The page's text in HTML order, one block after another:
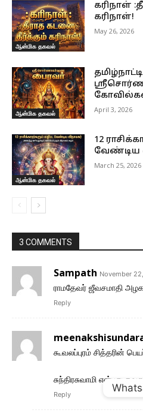
ஆன்மிக தகவல்
கரிநாள்
கரிநாள்!
May 26, 2026
ஆன்மிக தகவல் April 3, 2026
ஆன்மிக தகவல்
12
வேண்டிய
March 25, 2026
3 COMMENTS
Sampath November
ராமதேவர் ஜீவசமாதி
Reply
கூவலப்புரம் சித்தரின்
சுந்திரசுவாமி என்பது
Reply